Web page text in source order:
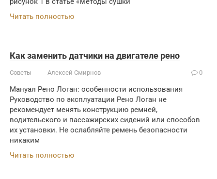
Читать полностью
Как заменить датчики на двигателе рено
Советы Алексей Смирнов 0
Мануал Рено Логан: особенности использования
Руководство по эксплуатации Рено Логан не
рекомендует менять конструкцию ремней,
водительского и пассажирских сидений или способов
их установки. Не ослабляйте ремень безопасности
никаким
Читать полностью